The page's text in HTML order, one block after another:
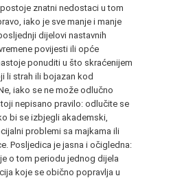
znatni nedostaci u tom
iako je sve manje i manje
dijelovi nastavnih
povijesti ili opće
ponuditi u što skraćenijem
li strah ili bojazan kod
iako se ne može odlučno
nepisano pravilo: odlučite se
bi se izbjegli akademski,
problemi sa majkama ili
Posljedica je jasna i očigledna:
o tom periodu jednog dijela
koje se obično popravlja u